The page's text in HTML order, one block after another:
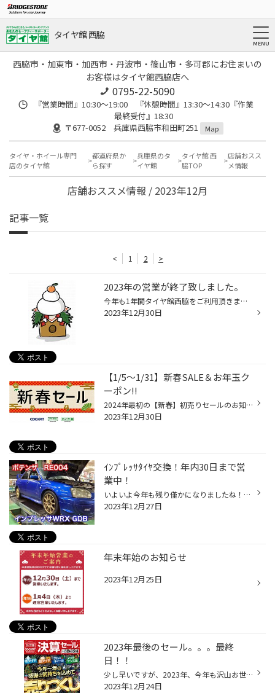
タイヤ館 西脇
西脇市・加東市・加西市・丹波市・篠山市・多可郡にお住まいの
お客様はタイヤ館西脇店へ
0795-22-5090
『営業時間』10:30～19:00 『休憩時間』13:30～14:30『作業
最終受付』18:30
〒677-0052 兵庫県西脇市和田町251
Map
タイヤ・ホイール専門
店のタイヤ館
都道府県か
ら探す
兵庫県のタ
イヤ館
タイヤ館 西
脇TOP
店舗おスス
メ情報
店舗おススメ情報 / 2023年12月
記事一覧
< 1 2 >
2023年の営業が終了致しました。
今年も1年間タイヤ館西脇をご利用頂きました事、 誠に有難う御座いました。 当店は地域の皆様に愛されるよう、 地域の安全を足元から支える使命を胸に 今年度も務めてまいりました。 2024年度もより一層の安全・安心を追求してまいります。 改めて、2023年度当店に、ご来店頂いた事誠に有難う御座い...
2023年12月30日
【1/5～1/31】新春SALE＆お年玉ク
ーポン!!
2024年最初の【新春】初売りセールのお知らせです♪期間：1月5日(金)～1月31日(水)- 営業時間-10:30~19:00まだまだ必須なスタッドレスタイヤはもちろん、ノーマルタイヤやバッテリー、エンジンオイルワイパーなどのメンテナンス商品まで、大奉仕です!!そして、タイヤ館より日頃の感謝を込めまして新...
2023年12月30日
ｲﾝﾌﾟﾚｯｻﾀｲﾔ交換！年内30日まで営
業中！
いよいよ今年も残り僅かになりましたね！！ タイヤ館西脇店は30日までの営業となります！！ スタッドレスタイヤやエンジンオイル交換などお忘れなきよう に確認してみてくださいね！ 今日はインプレッサ WRX のタイヤ交換依頼を頂きました！ 街乗りも高速道路でも楽しく安全に走行できる、ポテンザR...
2023年12月27日
年末年始のお知らせ
2023年12月25日
2023年最後のセール。。。最終
日！！
少し早いですが、2023年、今年も沢山お世話になりました！！ 「振り返ると。。。」なんてセンチメンタルな事を言うのは年末！！ 今は今年最後の決算セール最終日！！！ 「がんばるでぇ～」 クーポン詳細 スタッドレスタイヤはもちろんですが、今年1年頑張った愛車へ メンテナンスをしてあげるのもい...
2023年12月24日